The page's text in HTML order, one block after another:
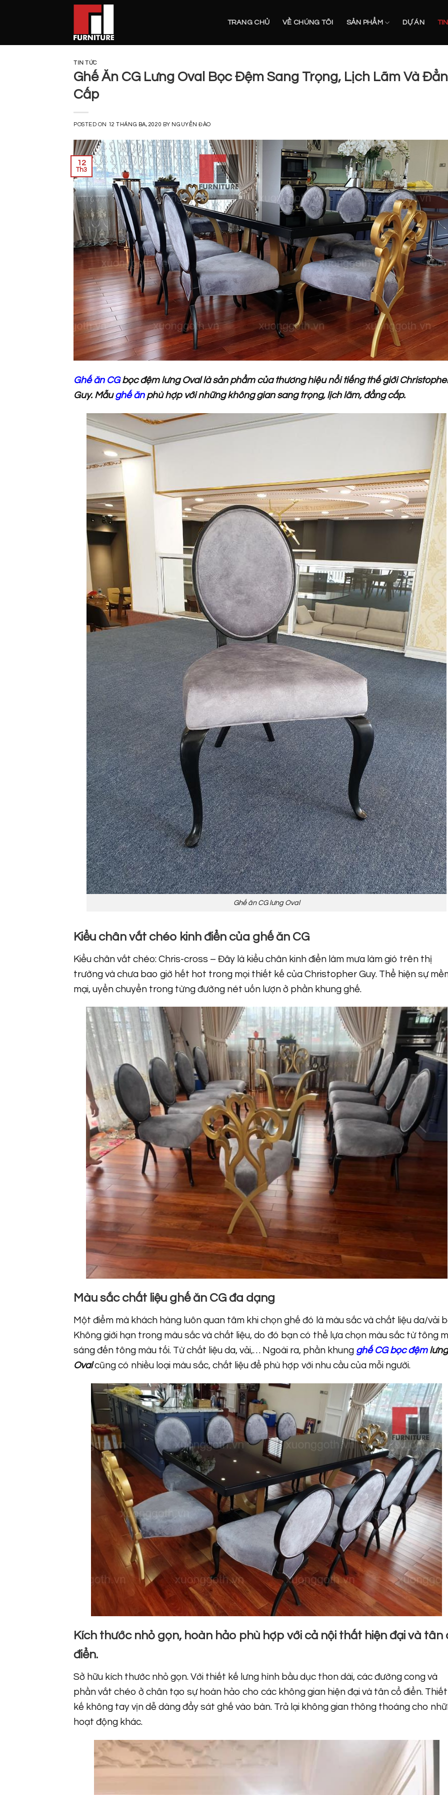
TRANG CHỦ VỀ CHÚNG TÔI SẢN PHẨM DỰ ÁN
TIN TỨC
Ghế Ăn CG Lưng Oval Bọc Đệm Sang Trọng, Lịch Lãm Và
Cấp
POSTED ON 12 THÁNG BA, 2020 BY NGUYỄN ĐÀO
12
Th3
Ghế ăn CGbọc đệm lưng Oval là sản phẩm của thương hiệu nổi tiếng thế giới
Guy. Mẫughế ănphù hợp với những không gian sang trọng, lịch lãm, đẳng cấp.
Ghế ăn CG lưng Oval
Kiểu chân vắt chéo kinh điển của ghế ăn CG
Kiểu chân vắt chéo: Chris-cross – Đây là kiểu chân kinh điển làm mưa làm gió trên thị
trường và chưa bao giờ hết hot trong mọi thiết kế của Christopher Guy. Thể hiện sự
mại, uyển chuyển trong từng đường nét uốn lượn ở phần khung ghế.
Màu sắc chất liệu ghế ăn CG đa dạng
Một điểm mà khách hàng luôn quan tâm khi chọn ghế đó là màu sắc và chất liệu da/vải
Không giới hạn trong màu sắc và chất liệu, do đó bạn có thể lựa chọn màu sắc từ tông
sáng đến tông màu tối. Từ chất liệu da, vải,… Ngoài ra, phần khung ghế CG bọc đệmlưng
Ovalcũng có nhiều loại màu sắc, chất liệu để phù hợp với nhu cầu của mỗi người.
Kích thước nhỏ gọn, hoàn hảo phù hợp với cả nội thất hiện đại và tân
điển.
Sở hữu kích thước nhỏ gọn. Với thiết kế lưng hình bầu dục thon dài, các đường cong và
phần vắt chéo ở chân tạo sự hoàn hảo cho các không gian hiện đại và tân cổ điển. Thiết
kế không tay vịn dễ dàng đẩy sát ghế vào bàn. Trả lại không gian thông thoáng cho
hoạt động khác.